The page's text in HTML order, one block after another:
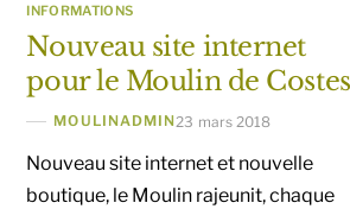
INFORMATIONS
Nouveau site internet
pour le Moulin de Costes
MOULINADMIN23 mars 2018
Nouveau site internet et nouvelle
boutique, le Moulin rajeunit, chaque